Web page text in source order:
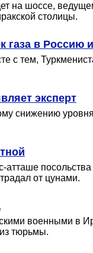
на шоссе,
столицы.
в Россию
с тем,
эксперт
от цунами.
военными в
тюрьмы.